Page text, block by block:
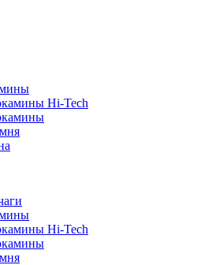
Hi-Tech
Hi-Tech